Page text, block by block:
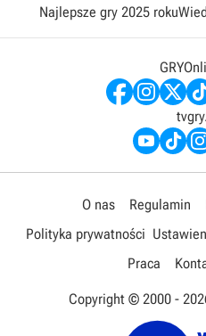
Najlepsze gry 2025 roku
O nas Regulamin
Polityka prywatności
Praca
Copyright © 2000 -